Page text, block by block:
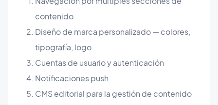
contenido
Diseño de marca personalizado — colores,
tipografía, logo
Cuentas de usuario y autenticación
Notificaciones push
CMS editorial para la gestión de contenido